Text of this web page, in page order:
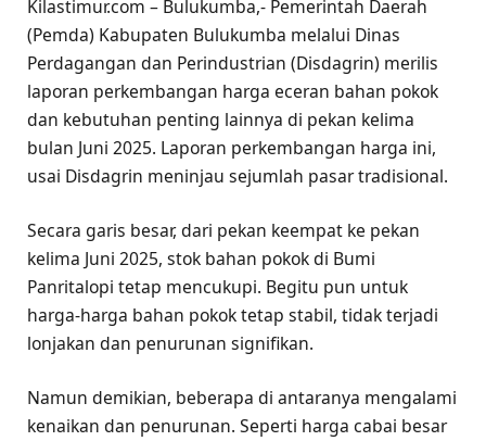
Kilastimur.com – Bulukumba,- Pemerintah Daerah
(Pemda) Kabupaten Bulukumba melalui Dinas
Perdagangan dan Perindustrian (Disdagrin) merilis
laporan perkembangan harga eceran bahan pokok
dan kebutuhan penting lainnya di pekan kelima
bulan Juni 2025. Laporan perkembangan harga ini,
usai Disdagrin meninjau sejumlah pasar tradisional.
Secara garis besar, dari pekan keempat ke pekan
kelima Juni 2025, stok bahan pokok di Bumi
Panritalopi tetap mencukupi. Begitu pun untuk
harga-harga bahan pokok tetap stabil, tidak terjadi
lonjakan dan penurunan signifikan.
Namun demikian, beberapa di antaranya mengalami
kenaikan dan penurunan. Seperti harga cabai besar